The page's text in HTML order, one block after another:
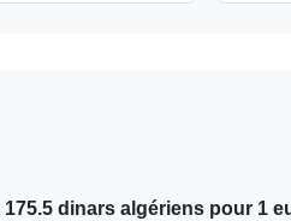
175.5 dinars algériens pour 1